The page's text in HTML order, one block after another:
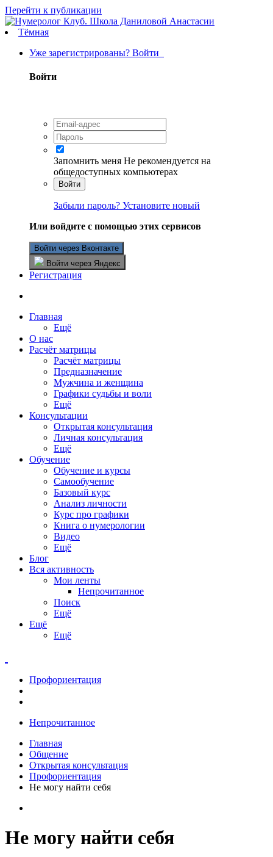
Перейти к публикации
Тёмная
Уже зарегистрированы? Войти
Войти
Запомнить меня Не рекомендуется на
общедоступных компьютерах
Войти
Забыли пароль? Установите новый
Или войдите с помощью этих сервисов
Войти через Вконтакте
Войти через Яндекс
Регистрация
Главная
Ещё
О нас
Расчёт матрицы
Расчёт матрицы
Предназначение
Мужчина и женщина
Графики судьбы и воли
Ещё
Консультации
Открытая консультация
Личная консультация
Ещё
Обучение
Обучение и курсы
Самообучение
Базовый курс
Анализ личности
Курс про графики
Книга о нумерологии
Видео
Ещё
Блог
Вся активность
Мои ленты
Непрочитанное
Поиск
Ещё
Ещё
Ещё
Профориентация
Непрочитанное
Главная
Общение
Открытая консультация
Профориентация
Не могу найти себя
Не могу найти себя